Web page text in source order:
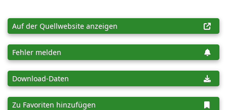
Auf der Quellwebsite anzeigen
Fehler melden
Download-Daten
Zu Favoriten hinzufügen